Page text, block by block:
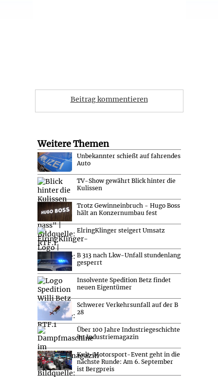
Beitrag kommentieren
Weitere Themen
Unbekannter schießt auf fahrendes
Auto
TV-Show gewährt Blick hinter die
Kulissen
Trotz Gewinneinbruch - Hugo Boss
hält an Konzernumbau fest
ElringKlinger steigert Umsatz
B 313 nach Lkw-Unfall stundenlang
gesperrt
Insolvente Spedition Betz findet
neuen Eigentümer
Schwerer Verkehrsunfall auf der B
28
Über 100 Jahre Industriegeschichte
im Industriemagazin
Kult-Motorsport-Event geht in die
nächste Runde: Am 6. September
ist Bergpreis